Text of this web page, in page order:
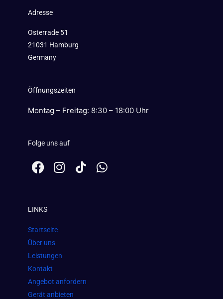
Adresse
Osterrade 51
21031 Hamburg
Germany
Öffnungszeiten
Montag – Freitag: 8:30 – 18:00 Uhr
Folge uns auf
F
a
b
o
o
k
I
n
m
W
h
LINKS
Startseite
Über uns
Leistungen
Kontakt
Angebot anfordern
Gerät anbieten